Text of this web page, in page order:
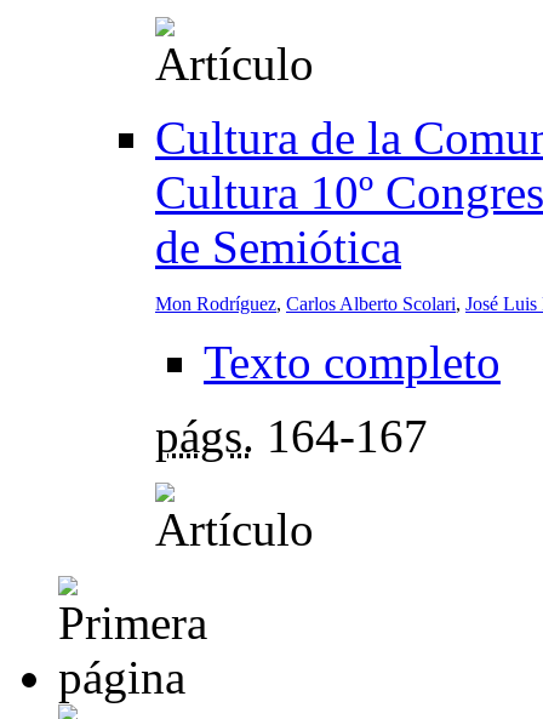
Cultura de la
Cultura 10º
de Semiótica
Mon Rodríguez, Carlos Alberto Scolari, José Luis
Texto completo
págs. 164-167